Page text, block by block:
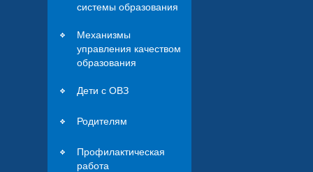
системы образования
Механизмы
управления качеством
образования
Дети с ОВЗ
Родителям
Профилактическая
работа